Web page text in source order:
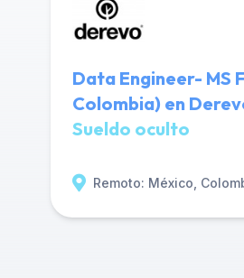
Data Engineer- MS
Colombia) en
Sueldo oculto
Remoto: México,